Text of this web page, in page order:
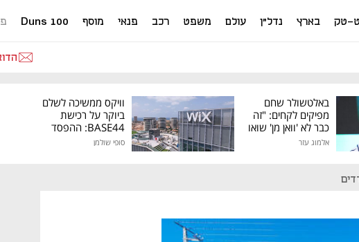
טק בארץ נדל"ן עולם משפט רכב פנאי מוסף Duns 100
באלטשולר שחם
מפיקים לקחים: "זה
כבר לא 'וואן מן' שואו
של גילעד"
אלמוג עזר
וויקס ממשיכה לשלם
ביוקר על רכישת
BASE44: ההפסד
סופי שולמן